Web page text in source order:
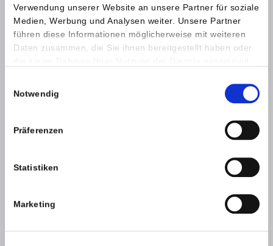
Verwendung unserer Website an unsere Partner für soziale
Medien, Werbung und Analysen weiter. Unsere Partner
führen diese Informationen möglicherweise mit weiteren
Daten zusammen, die Sie ihnen bereitgestellt haben oder
Notwendig
Präferenzen
Statistiken
Marketing
E-Mail *
Nachricht *